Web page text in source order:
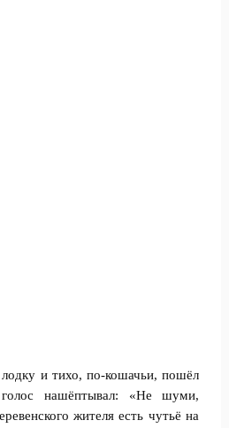
и тихо, по-кошачьи, пошёл
нашёптывал: «Не шуми,
жителя есть чутьё на